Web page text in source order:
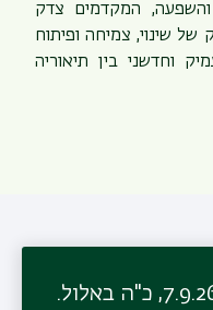
והשפעה, המקדמים צדק
שינוי, צמיחה ופיתוח
וחדשני בין תיאוריה
יום פתוח בקמפוס: שני, 7.9.26, כ"ה באלול.